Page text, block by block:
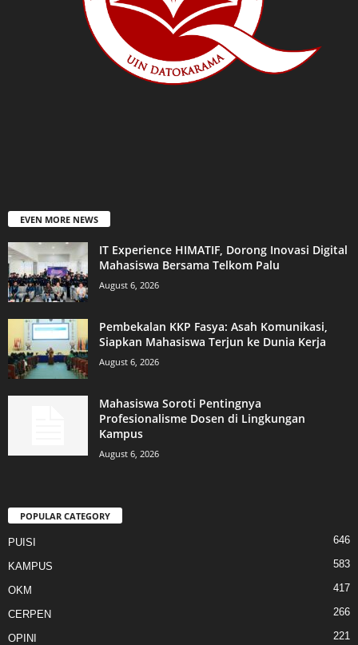
EVEN MORE NEWS
IT Experience HIMATIF, Dorong Inovasi Digital
Mahasiswa Bersama Telkom Palu
August 6, 2026
Pembekalan KKP Fasya: Asah Komunikasi,
Siapkan Mahasiswa Terjun ke Dunia Kerja
August 6, 2026
Mahasiswa Soroti Pentingnya
Profesionalisme Dosen di Lingkungan
Kampus
August 6, 2026
POPULAR CATEGORY
PUISI 646
KAMPUS 583
OKM 417
CERPEN 266
OPINI 221